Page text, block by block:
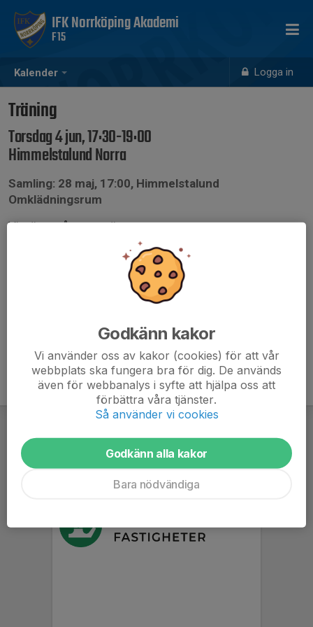
Kalender Logga in
IFK Norrköping Akademi
F15
Träning
Torsdag 4 jun, 17:30-19:00
Himmelstalund Norra
Samling: 28 maj, 17:00, Himmelstalund
Omklädningsrum
Vi tränar på naturgräs
Godkänn kakor
Vi använder oss av kakor (cookies) för att vår
webbplats ska fungera bra för dig. De används
även för webbanalys i syfte att hjälpa oss att
förbättra våra tjänster.
Så använder vi cookies
Godkänn alla kakor
Bara nödvändiga